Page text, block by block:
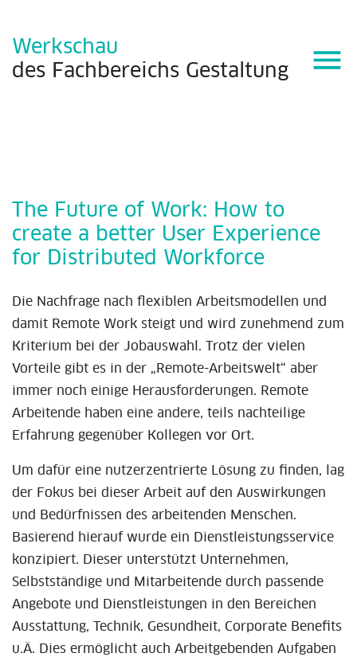
Werkschau
des Fachbereichs Gestaltung menu
The Future of Work: How to
create a better User Experience
for Distributed Workforce
Die Nachfrage nach flexiblen Arbeitsmodellen und
damit Remote Work steigt und wird zunehmend zum
Kriterium bei der Jobauswahl. Trotz der vielen
Vorteile gibt es in der „Remote-Arbeitswelt“ aber
immer noch einige Herausforderungen. Remote
Arbeitende haben eine andere, teils nachteilige
Erfahrung gegenüber Kollegen vor Ort.
Um dafür eine nutzerzentrierte Lösung zu finden, lag
der Fokus bei dieser Arbeit auf den Auswirkungen
und Bedürfnissen des arbeitenden Menschen.
Basierend hierauf wurde ein Dienstleistungsservice
konzipiert. Dieser unterstützt Unternehmen,
Selbstständige und Mitarbeitende durch passende
Angebote und Dienstleistungen in den Bereichen
Ausstattung, Technik, Gesundheit, Corporate Benefits
u.Ä. Dies ermöglicht auch Arbeitgebenden Aufgaben